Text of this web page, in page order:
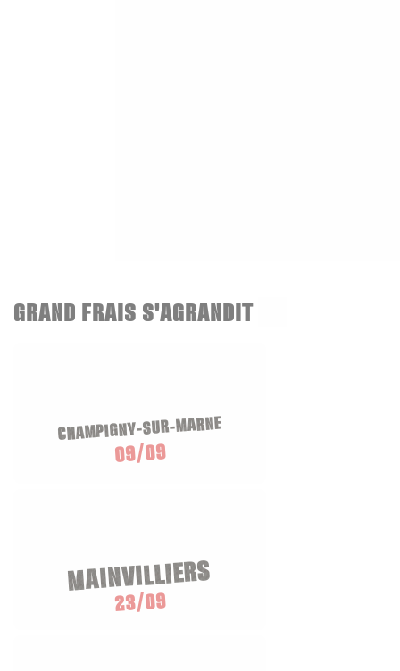
GRAND FRAIS S'AGRANDIT
CHAMPIGNY-SUR-MARNE
09/09
MAINVILLIERS
23/09